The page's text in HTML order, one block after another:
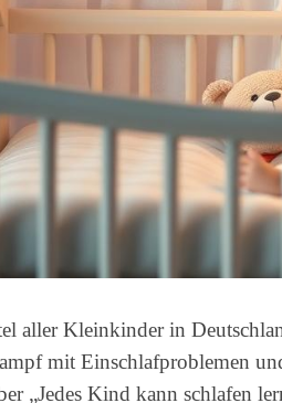
aller Kleinkinder in
mit Einschlafproblemen
„Jedes Kind kann schlafen